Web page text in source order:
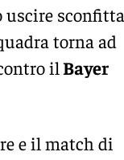
uscire
torna ad
ilBayer
e il match di